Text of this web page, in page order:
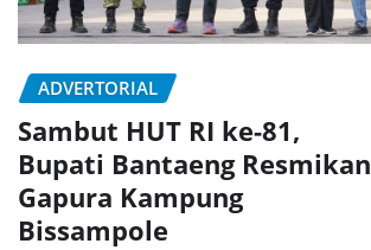
ADVERTORIAL
Sambut HUT RI ke-81,
Bupati Bantaeng Resmikan
Gapura Kampung
Bissampole